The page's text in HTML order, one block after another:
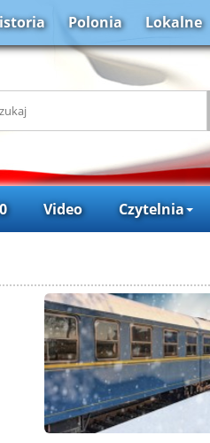
Polonia Lokalne
Video Czytelnia